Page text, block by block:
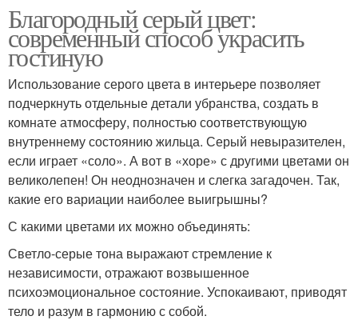
Благородный серый цвет:
современный способ украсить
гостиную
Использование серого цвета в интерьере позволяет
подчеркнуть отдельные детали убранства, создать в
комнате атмосферу, полностью соответствующую
внутреннему состоянию жильца. Серый невыразителен,
если играет «соло». А вот в «хоре» с другими цветами он
великолепен! Он неоднозначен и слегка загадочен. Так,
какие его вариации наиболее выигрышны?
С какими цветами их можно объединять:
Светло-серые тона выражают стремление к
независимости, отражают возвышенное
психоэмоциональное состояние. Успокаивают, приводят
тело и разум в гармонию с собой.